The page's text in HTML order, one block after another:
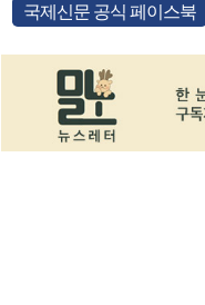
국제신문 공식 페이스북